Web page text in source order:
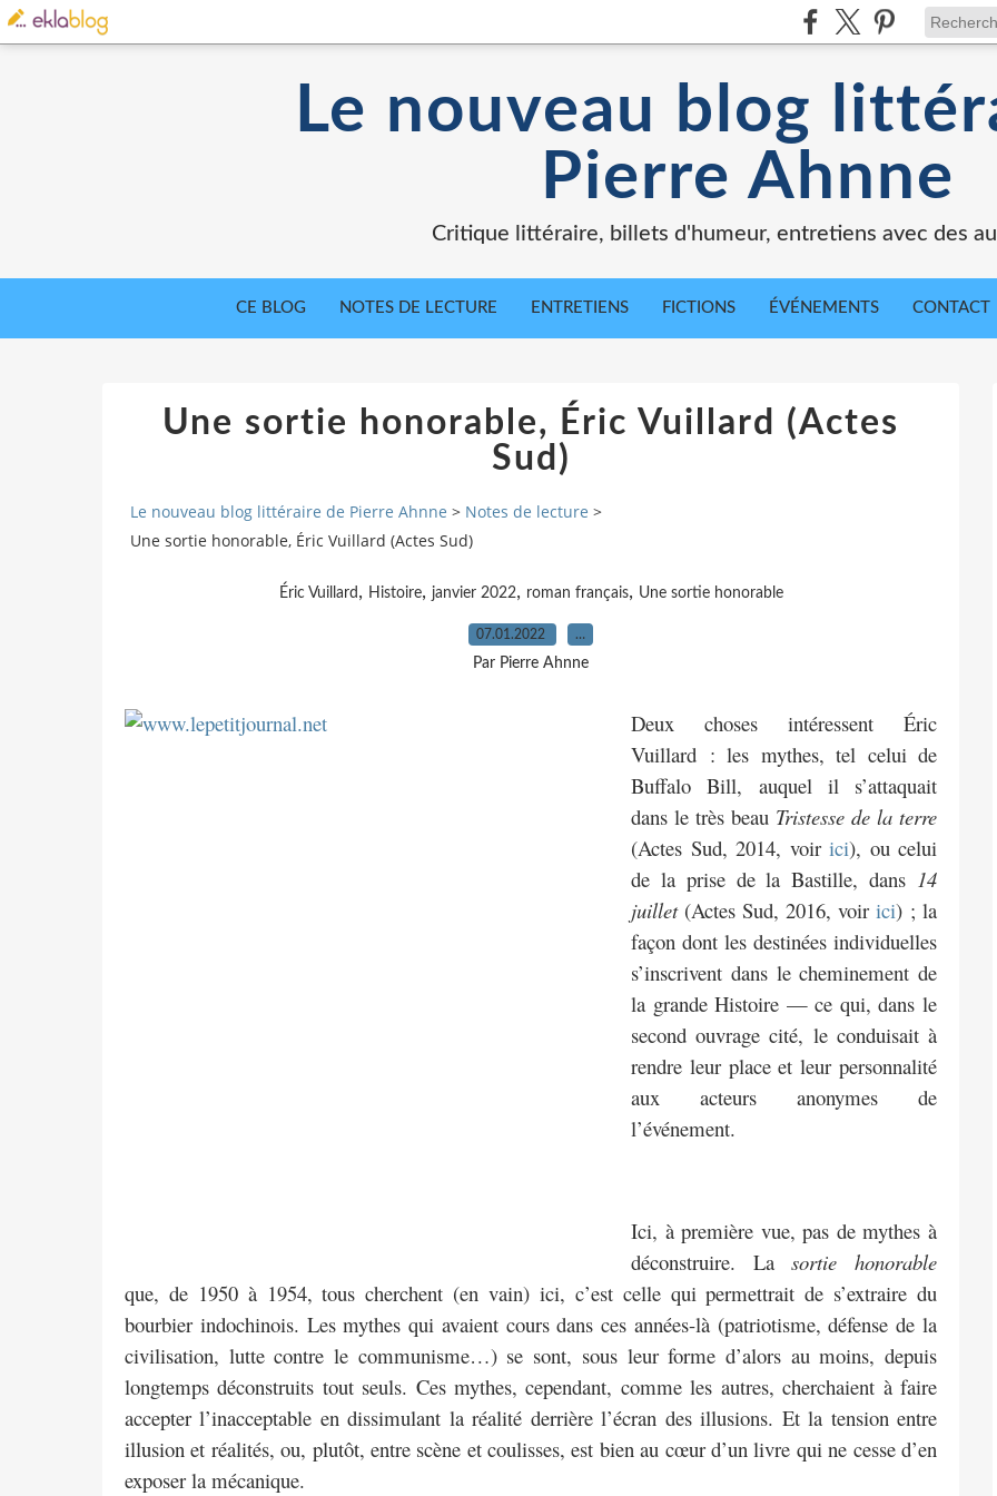
Le nouveau blog
Pierre Ahnne
Critique littéraire, billets d'humeur, entretiens avec des
CE BLOG NOTES DE LECTURE ENTRETIENS FICTIONS ÉVÉNEMENTS CONTACT
Une sortie honorable, Éric Vuillard (Actes
Sud)
Le nouveau blog littéraire de Pierre Ahnne > Notes de lecture >
Une sortie honorable, Éric Vuillard (Actes Sud)
Éric Vuillard , Histoire, janvier 2022, roman français, Une sortie honorable
07.01.2022 …
Par Pierre Ahnne
Deux choses intéressent Éric
Vuillard : les mythes, tel celui de
Buffalo Bill, auquel il s’attaquait
dans le très beau Tristesse de la terre
(Actes Sud, 2014, voir ici), ou celui
de la prise de la Bastille, dans 14
juillet(Actes Sud, 2016, voir ici) ; la
façon dont les destinées individuelles
s’inscrivent dans le cheminement de
la grande Histoire — ce qui, dans le
second ouvrage cité, le conduisait à
rendre leur place et leur personnalité
aux acteurs anonymes de
l’événement.
Ici, à première vue, pas de mythes à
déconstruire. Lasortie honorable
que, de 1950 à 1954, tous cherchent (en vain) ici, c’est celle qui permettrait de s’extraire du
bourbier indochinois. Les mythes qui avaient cours dans ces années-là (patriotisme, défense de la
civilisation, lutte contre le communisme…) se sont, sous leur forme d’alors au moins, depuis
longtemps déconstruits tout seuls. Ces mythes, cependant, comme les autres, cherchaient à faire
accepter l’inacceptable en dissimulant la réalité derrière l’écran des illusions. Et la tension entre
illusion et réalités, ou, plutôt, entre scène et coulisses, est bien au cœur d’un livre qui ne cesse d’en
exposer la mécanique.